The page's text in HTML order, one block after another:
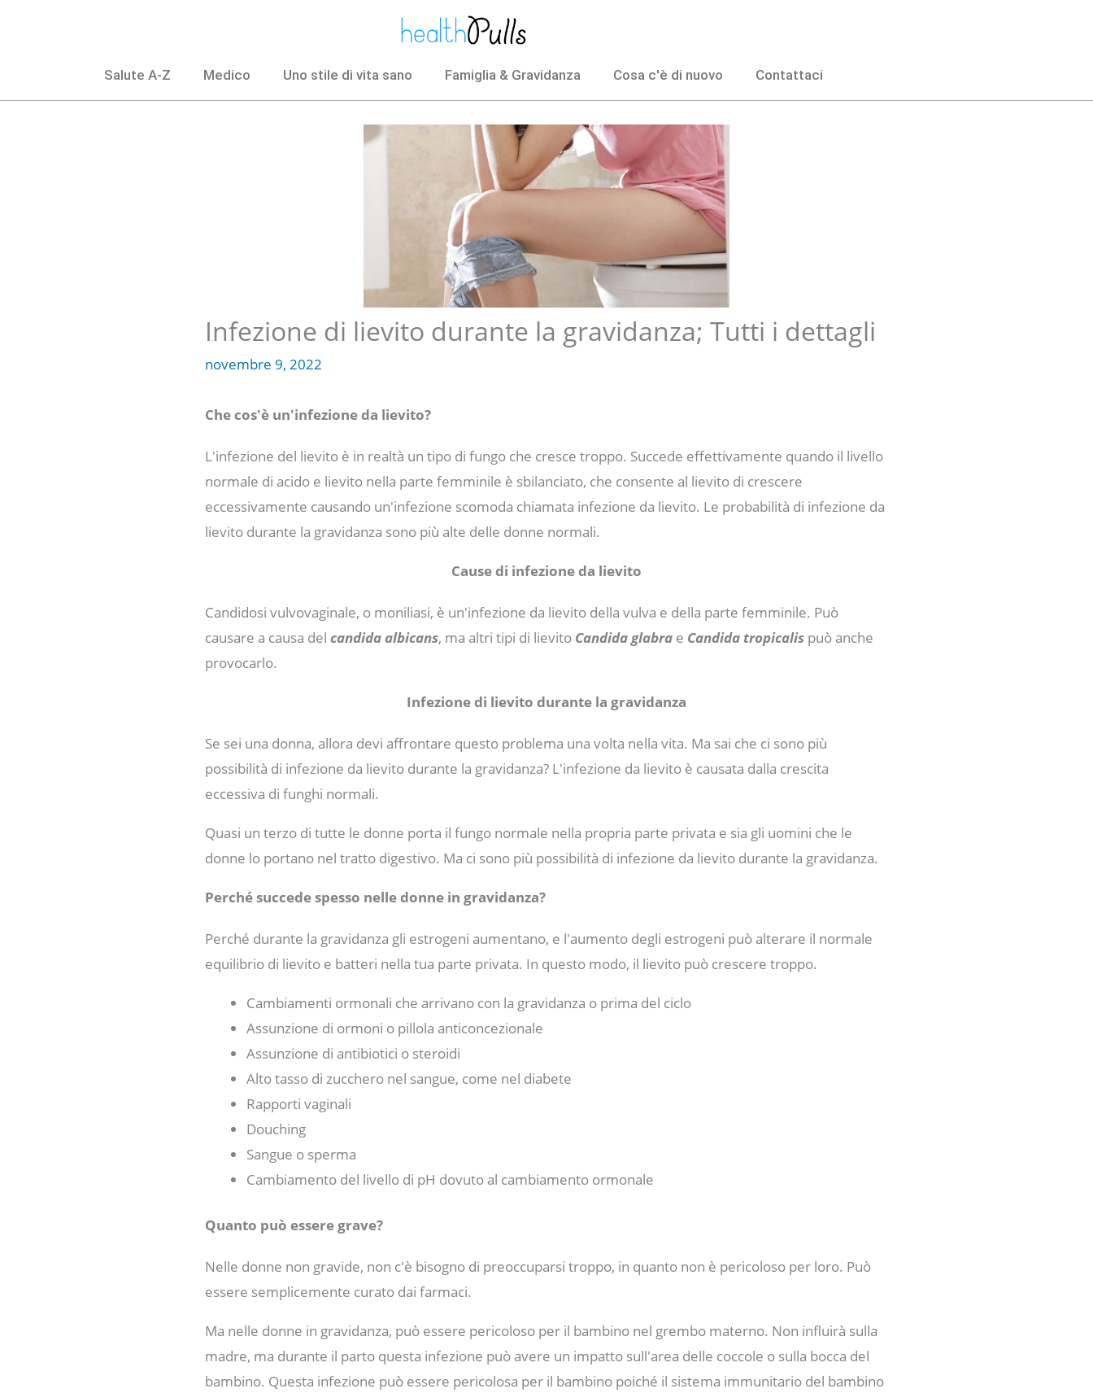
Salute A-Z Medico Uno stile di vita sano Famiglia & Gravidanza Cosa c'è di nuovo Contattaci
Infezione di lievito durante la gravidanza; Tutti i dettagli
novembre 9, 2022
Che cos'è un'infezione da lievito?
L'infezione del lievito è in realtà un tipo di fungo che cresce troppo. Succede effettivamente quando il livello
normale di acido e lievito nella parte femminile è sbilanciato, che consente al lievito di crescere
eccessivamente causando un'infezione scomoda chiamata infezione da lievito. Le probabilità di infezione da
lievito durante la gravidanza sono più alte delle donne normali.
Cause di infezione da lievito
Candidosi vulvovaginale, o moniliasi, è un'infezione da lievito della vulva e della parte femminile. Può
causare a causa del candida albicans, ma altri tipi di lievito Candida glabra e Candida tropicalis può anche
provocarlo.
Infezione di lievito durante la gravidanza
Se sei una donna, allora devi affrontare questo problema una volta nella vita. Ma sai che ci sono più
possibilità di infezione da lievito durante la gravidanza? L'infezione da lievito è causata dalla crescita
eccessiva di funghi normali.
Quasi un terzo di tutte le donne porta il fungo normale nella propria parte privata e sia gli uomini che le
donne lo portano nel tratto digestivo. Ma ci sono più possibilità di infezione da lievito durante la gravidanza.
Perché succede spesso nelle donne in gravidanza?
Perché durante la gravidanza gli estrogeni aumentano, e l'aumento degli estrogeni può alterare il normale
equilibrio di lievito e batteri nella tua parte privata. In questo modo, il lievito può crescere troppo.
Cambiamenti ormonali che arrivano con la gravidanza o prima del ciclo
Assunzione di ormoni o pillola anticoncezionale
Assunzione di antibiotici o steroidi
Alto tasso di zucchero nel sangue, come nel diabete
Rapporti vaginali
Douching
Sangue o sperma
Cambiamento del livello di pH dovuto al cambiamento ormonale
Quanto può essere grave?
Nelle donne non gravide, non c'è bisogno di preoccuparsi troppo, in quanto non è pericoloso per loro. Può
essere semplicemente curato dai farmaci.
Ma nelle donne in gravidanza, può essere pericoloso per il bambino nel grembo materno. Non influirà sulla
madre, ma durante il parto questa infezione può avere un impatto sull'area delle coccole o sulla bocca del
bambino. Questa infezione può essere pericolosa per il bambino poiché il sistema immunitario del bambino